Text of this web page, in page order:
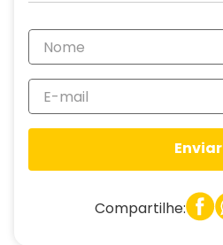
Enviar
Compartilhe: